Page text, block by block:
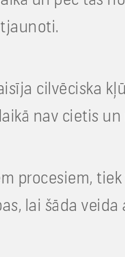
cilvēciska
nav cietis
procesiem,
lai šāda